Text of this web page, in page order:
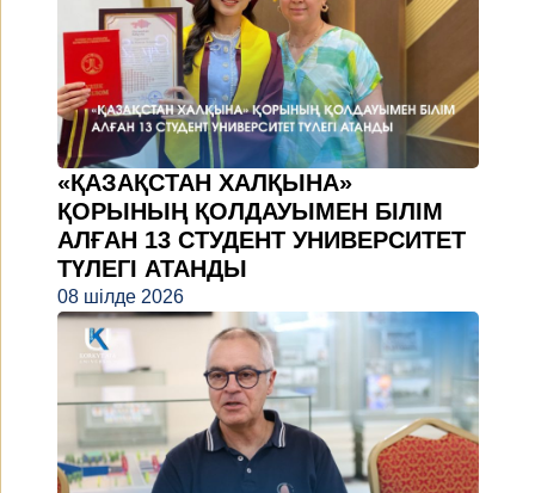
«ҚАЗАҚСТАН ХАЛҚЫНА»
ҚОРЫНЫҢ ҚОЛДАУЫМЕН БІЛІМ
АЛҒАН 13 СТУДЕНТ УНИВЕРСИТЕТ
ТҮЛЕГІ АТАНДЫ
08 шілде 2026